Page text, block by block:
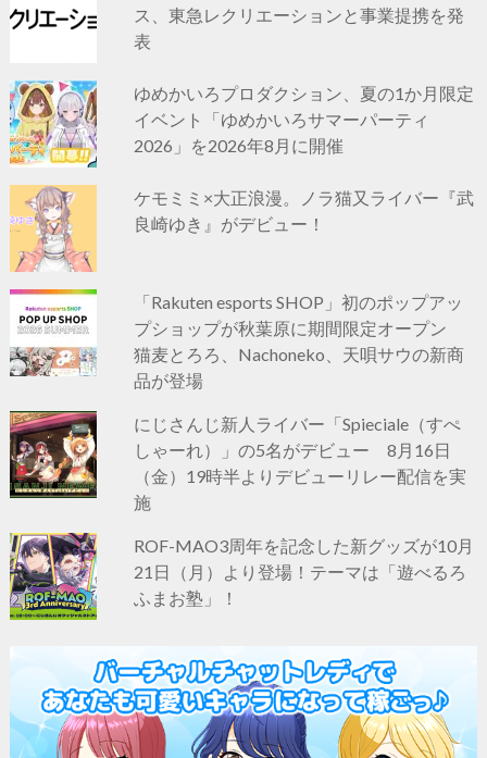
ス、東急レクリエーションと事業提携を発
表
ゆめかいろプロダクション、夏の1か月限定
イベント「ゆめかいろサマーパーティ
2026」を2026年8月に開催
ケモミミ×大正浪漫。ノラ猫又ライバー『武
良崎ゆき』がデビュー！
「Rakuten esports SHOP」初のポップアッ
プショップが秋葉原に期間限定オープン
猫麦とろろ、Nachoneko、天唄サウの新商
品が登場
にじさんじ新人ライバー「Spieciale（すぺ
しゃーれ）」の5名がデビュー 8月16日
（金）19時半よりデビューリレー配信を実
施
ROF-MAO3周年を記念した新グッズが10月
21日（月）より登場！テーマは「遊べるろ
ふまお塾」！